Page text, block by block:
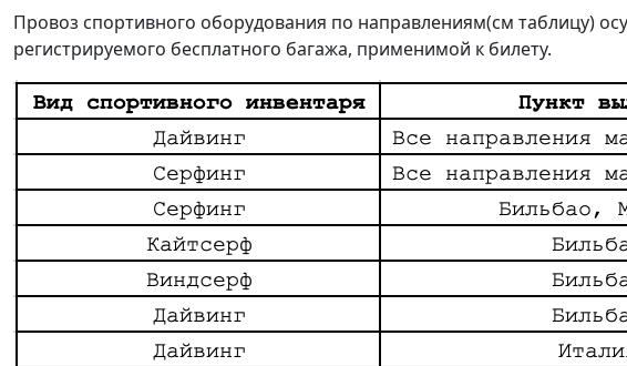
Провоз спортивного оборудования по направлениям(см таблицу)
регистрируемого бесплатного багажа, применимой к билету.